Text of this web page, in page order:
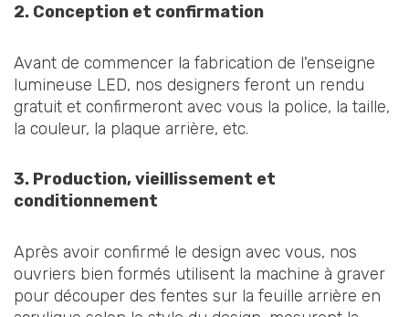
2. Conception et confirmation
Avant de commencer la fabrication de l'enseigne
lumineuse LED, nos designers feront un rendu
gratuit et confirmeront avec vous la police, la taille,
la couleur, la plaque arrière, etc.
3. Production, vieillissement et
conditionnement
Après avoir confirmé le design avec vous, nos
ouvriers bien formés utilisent la machine à graver
pour découper des fentes sur la feuille arrière en